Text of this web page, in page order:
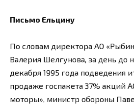
Письмо Ельцину
По словам директора АО
Валерия Шелгунова, за день до
декабря 1995 года подведения
продаже госпакета 37% акций
моторы», министр обороны